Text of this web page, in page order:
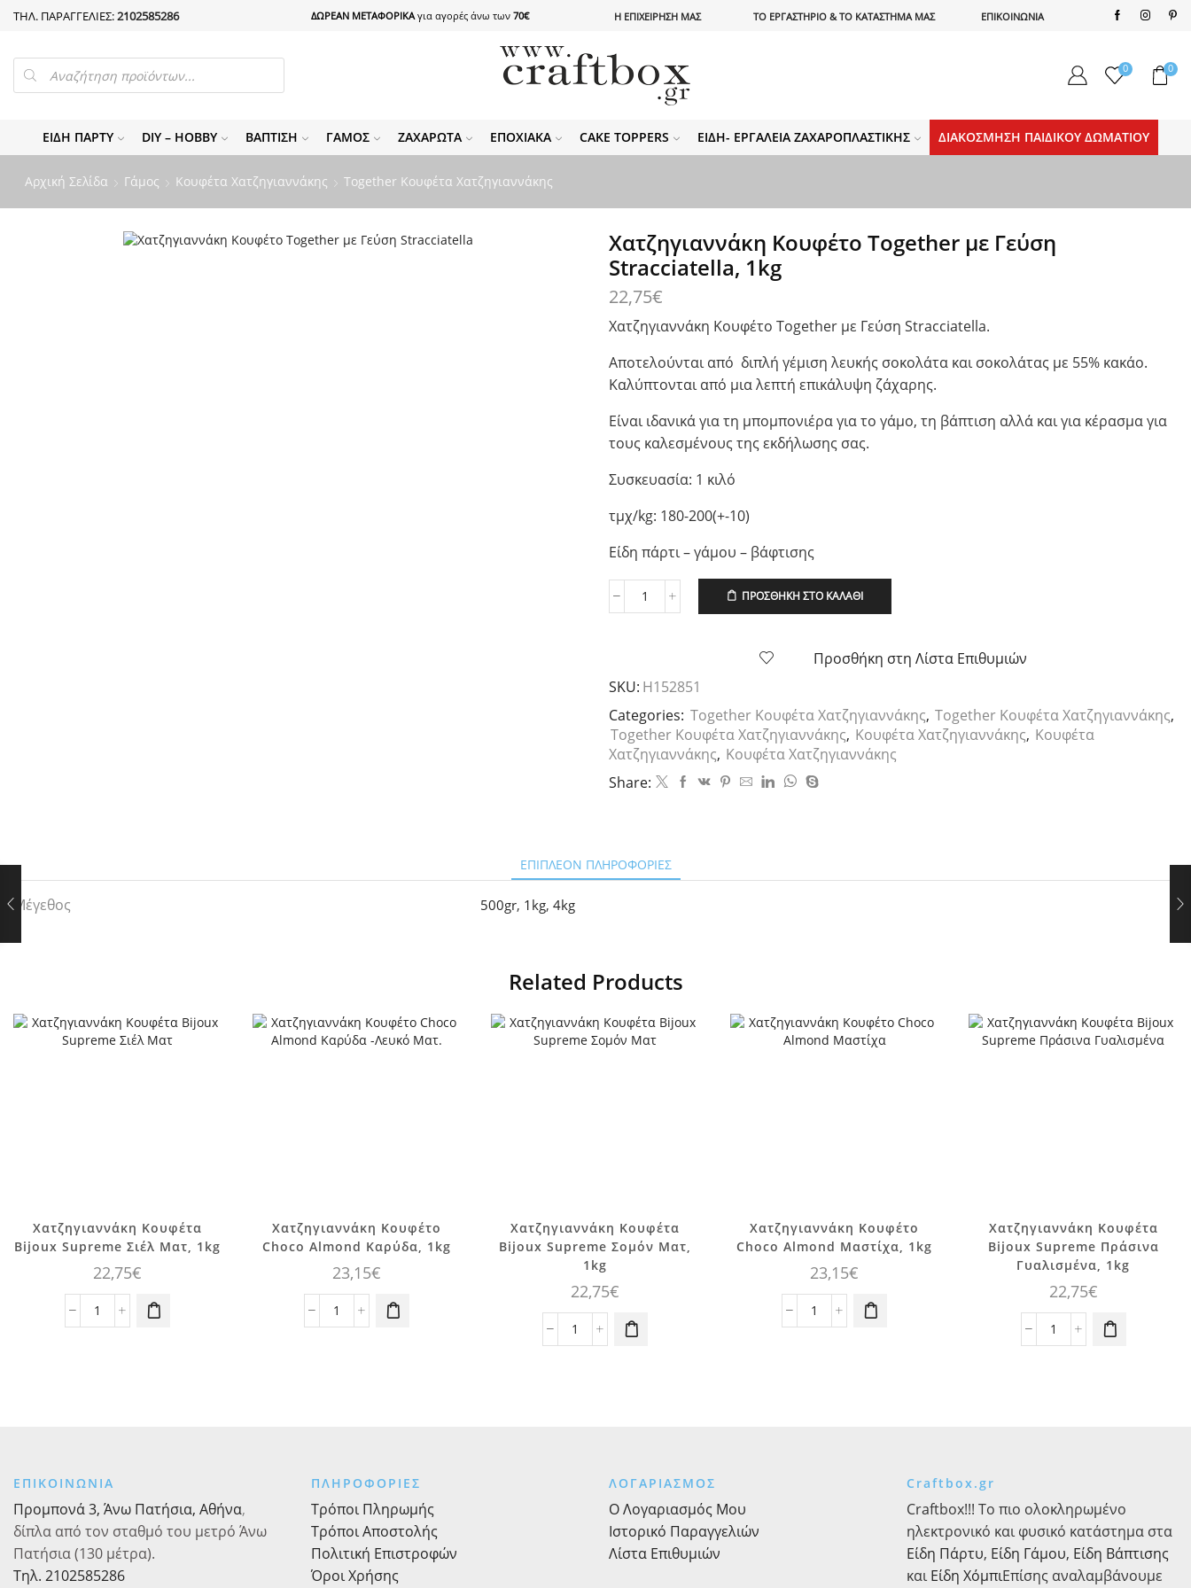
ΤΗΛ. ΠΑΡΑΓΓΕΛΙΕΣ:2102585286 ΔΩΡΕΑΝ ΜΕΤΑΦΟΡΙΚΑ για αγορές άνω των 70€ Η ΕΠΙΧΕΙΡΗΣΗ ΜΑΣ ΤΟ ΕΡΓΑΣΤΗΡΙΟ & ΤΟ ΚΑΤΑΣΤΗΜΑ ΜΑΣ ΕΠΙΚΟΙΝΩΝΙΑ
PRODUCTS
SEARCH 0 0
ΕΊΔΗ ΠΆΡΤΥ DIY – HOBBY ΒΆΠΤΙΣΗ ΓΆΜΟΣ ΖΑΧΑΡΩΤΆ ΕΠΟΧΙΑΚΆ CAKE TOPPERS ΕΊΔΗ- ΕΡΓΑΛΕΊΑ ΖΑΧΑΡΟΠΛΑΣΤΙΚΉΣ ΔΙΑΚΌΣΜΗΣΗ ΠΑΙΔΙΚΟΎ ΔΩΜΑΤΊΟΥ
Αρχική Σελίδα Γάμος Κουφέτα Χατζηγιαννάκης Together Κουφέτα Χατζηγιαννάκης
Χατζηγιαννάκη Κουφέτο Together με Γεύση
Stracciatella, 1kg
22,75€
Χατζηγιαννάκη Κουφέτο Together με Γεύση Stracciatella.
Αποτελούνται από διπλή γέμιση λευκής σοκολάτα και σοκολάτας με 55% κακάο.
Καλύπτονται από μια λεπτή επικάλυψη ζάχαρης.
Είναι ιδανικά για τη μπομπονιέρα για το γάμο, τη βάπτιση αλλά και για κέρασμα για
τους καλεσμένους της εκδήλωσης σας.
Συσκευασία: 1 κιλό
τμχ/kg: 180-200(+-10)
Είδη πάρτι – γάμου – βάφτισης
Χατζηγιαννάκη
Stracciatella,
1kg
ποσότητα
ΠΡΟΣΘΉΚΗ ΣΤΟ ΚΑΛΆΘΙ
Προσθήκη στη Λίστα Επιθυμιών
SKU: H152851
Categories: Together Κουφέτα Χατζηγιαννάκης, Together Κουφέτα Χατζηγιαννάκης,
Together Κουφέτα Χατζηγιαννάκης, Κουφέτα Χατζηγιαννάκης, Κουφέτα
Χατζηγιαννάκης, Κουφέτα Χατζηγιαννάκης
Share:
ΕΠΙΠΛΈΟΝ ΠΛΗΡΟΦΟΡΊΕΣ
Μέγεθος 500gr, 1kg,4kg
Related Products
Χατζηγιαννάκη Κουφέτα
Bijoux Supreme Σιέλ Ματ, 1kg
22,75€
Χατζηγιαννάκη
Χατζηγιαννάκη Κουφέτο
Choco Almond Καρύδα, 1kg
23,15€
Χατζηγιαννάκη
Χατζηγιαννάκη Κουφέτα
Bijoux Supreme Σομόν Ματ,
1kg
22,75€
Χατζηγιαννάκη
Χατζηγιαννάκη Κουφέτο
Choco Almond Μαστίχα, 1kg
23,15€
Χατζηγιαννάκη
Χατζηγιαννάκη Κουφέτα
Bijoux Supreme Πράσινα
Γυαλισμένα, 1kg
22,75€
Χατζηγιαννάκη
ΕΠΙΚΟΙΝΩΝΙΑ
Προμπονά 3, Άνω Πατήσια, Αθήνα,
δίπλα από τον σταθμό του μετρό Άνω
Πατήσια (130 μέτρα).
Τηλ. 2102585286
ΠΛΗΡΟΦΟΡΙΕΣ
Τρόποι Πληρωμής
Τρόποι Αποστολής
Πολιτική Επιστροφών
Όροι Χρήσης
ΛΟΓΑΡΙΑΣΜΟΣ
Ο Λογαριασμός Μου
Ιστορικό Παραγγελιών
Λίστα Επιθυμιών
Craftbox.gr
Craftbox!!! Το πιο ολοκληρωμένο
ηλεκτρονικό και φυσικό κατάστημα στα
Είδη Πάρτυ, Είδη Γάμου, Είδη Βάπτισης
και Είδη ΧόμπιΕπίσης αναλαμβάνουμε